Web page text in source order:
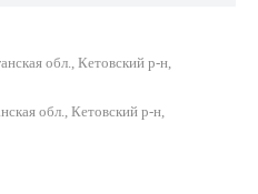
обл., Кетовский р-н,
обл., Кетовский р-н,